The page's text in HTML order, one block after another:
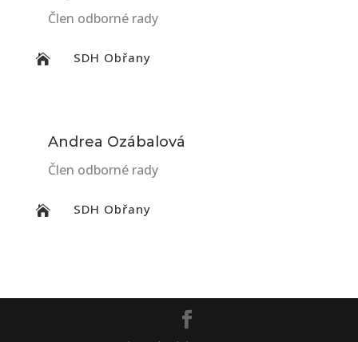
Člen odborné rady
 SDH Obřany
Andrea Ozábalová
Člen odborné rady
 SDH Obřany